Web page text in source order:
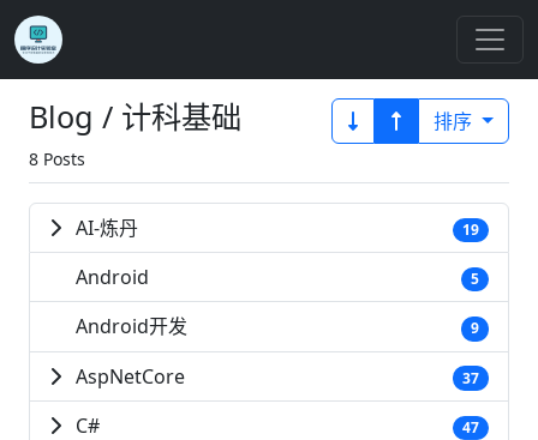
Blog / 计科基础
8 Posts
排序
AI-炼丹 19
Android 5
Android开发 9
AspNetCore 37
C# 47